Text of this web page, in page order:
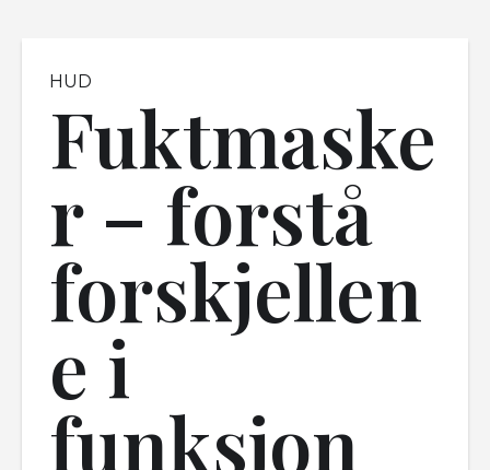
Fuktmaske
r – forstå
forskjellen
e i
funksjon
HUD